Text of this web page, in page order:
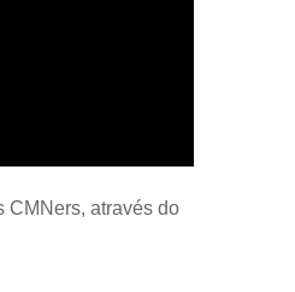
CMNers, através do